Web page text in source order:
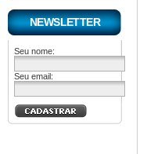
NEWSLETTER
Seu nome:
Seu email: